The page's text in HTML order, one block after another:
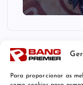
Para proporcionar as